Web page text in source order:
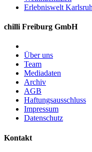
Erlebniswelt
chilli Freiburg GmbH
Über uns
Team
Mediadaten
Archiv
AGB
Haftungsausschluss
Impressum
Datenschutz
Kontakt